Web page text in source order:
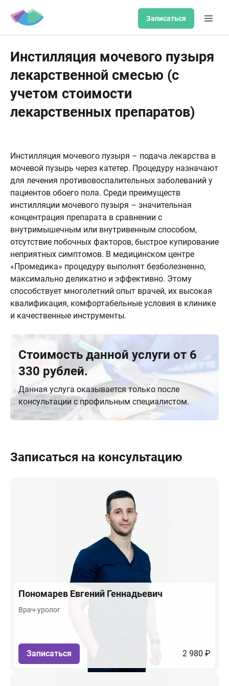
Записаться
Инстилляция мочевого пузыря
лекарственной смесью (с
учетом стоимости
лекарственных препаратов)
Инстилляция мочевого пузыря – подача лекарства в
мочевой пузырь через катетер. Процедуру назначают
для лечения противовоспалительных заболеваний у
пациентов обоего пола. Среди преимуществ
инстилляции мочевого пузыря – значительная
концентрация препарата в сравнении с
внутримышечным или внутривенным способом,
отсутствие побочных факторов, быстрое купирование
неприятных симптомов. В медицинском центре
«Промедика» процедуру выполнят безболезненно,
максимально деликатно и эффективно. Этому
способствует многолетний опыт врачей, их высокая
квалификация, комфортабельные условия в клинике
и качественные инструменты.
Стоимость данной услуги от 6
330 рублей.
Данная услуга оказывается только после
консультации с профильным специалистом.
Записаться на консультацию
Пономарев Евгений Геннадьевич
Врач-уролог
Записаться 2 980 ₽